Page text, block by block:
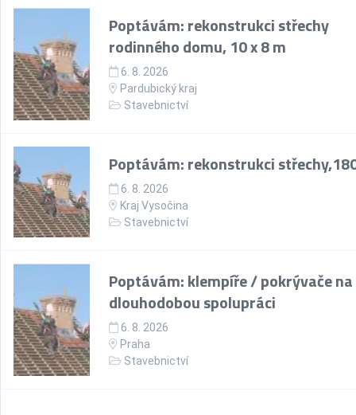
Poptávám: rekonstrukci střechy
rodinného domu, 10 x 8 m
6. 8. 2026
Pardubický kraj
Stavebnictví
Poptávám: rekonstrukci
6. 8. 2026
Kraj Vysočina
Stavebnictví
Poptávám: klempíře / pokrývače na
dlouhodobou spolupráci
6. 8. 2026
Praha
Stavebnictví